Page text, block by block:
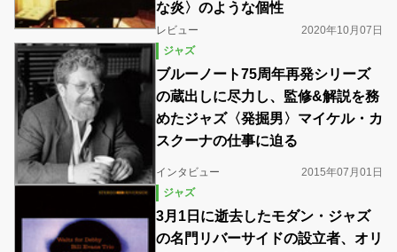
な炎〉のような個性
レビュー
2020年10月07日
ジャズ
ブルーノート75周年再発シリーズ
の蔵出しに尽力し、監修&解説を務
めたジャズ〈発掘男〉マイケル・カ
スクーナの仕事に迫る
インタビュー
2015年07月01日
ジャズ
3月1日に逝去したモダン・ジャズ
の名門リバーサイドの設立者、オリ